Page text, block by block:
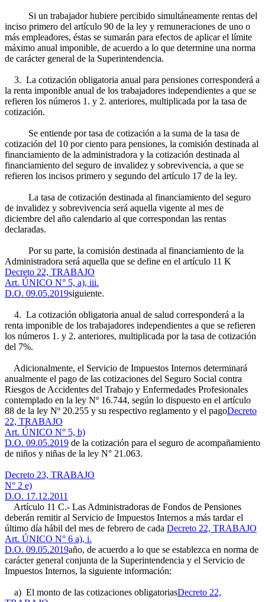
Si un trabajador hubiere percibido simultáneamente rentas del
inciso primero del artículo 90 de la ley y remuneraciones de uno o
más empleadores, éstas se sumarán para efectos de aplicar el límite
máximo anual imponible, de acuerdo a lo que determine una norma
de carácter general de la Superintendencia.
3. La cotización obligatoria anual para pensiones corresponderá a
la renta imponible anual de los trabajadores independientes a que se
refieren los números 1. y 2. anteriores, multiplicada por la tasa de
cotización.
Se entiende por tasa de cotización a la suma de la tasa de
cotización del 10 por ciento para pensiones, la comisión destinada al
financiamiento de la administradora y la cotización destinada al
financiamiento del seguro de invalidez y sobrevivencia, a que se
refieren los incisos primero y segundo del artículo 17 de la ley.
La tasa de cotización destinada al financiamiento del seguro
de invalidez y sobrevivencia será aquella vigente al mes de
diciembre del año calendario al que correspondan las rentas
declaradas.
Por su parte, la comisión destinada al financiamiento de la
Administradora será aquella que se define en el artículo 11 K
Decreto 22, TRABAJO
Art. ÚNICO N° 5, a), iii.
D.O. 09.05.2019siguiente.
4. La cotización obligatoria anual de salud corresponderá a la
renta imponible de los trabajadores independientes a que se refieren
los números 1. y 2. anteriores, multiplicada por la tasa de cotización
del 7%.
Adicionalmente, el Servicio de Impuestos Internos determinará
anualmente el pago de las cotizaciones del Seguro Social contra
Riesgos de Accidentes del Trabajo y Enfermedades Profesionales
contemplado en la ley Nº 16.744, según lo dispuesto en el artículo
88 de la ley Nº 20.255 y su respectivo reglamento y el pagoDecreto
22, TRABAJO
Art. ÚNICO N° 5, b)
D.O. 09.05.2019 de la cotización para el seguro de acompañamiento
de niños y niñas de la ley N° 21.063.
Decreto 23, TRABAJO
N° 2 e)
D.O. 17.12.2011
Artículo 11 C.- Las Administradoras de Fondos de Pensiones
deberán remitir al Servicio de Impuestos Internos a más tardar el
último día hábil del mes de febrero de cada Decreto 22, TRABAJO
Art. ÚNICO N° 6 a), i.
D.O. 09.05.2019año, de acuerdo a lo que se establezca en norma de
carácter general conjunta de la Superintendencia y el Servicio de
Impuestos Internos, la siguiente información:
a) El monto de las cotizaciones obligatoriasDecreto 22,